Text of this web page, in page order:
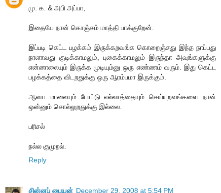
மு. க. & அபி அப்பா,
இதையே நான் கொஞ்சம் மாத்தி பாக்குறேன்.
இப்படி கெட்ட பழக்கம் இருக்கறவங்க கொறைஞ்சது இந்த நாப்பது
நாளாவது குடிக்காமலும், புகைக்காமலும் இருந்தா அவுங்களுக்கு
என்னாலையும் இருக்க முடியும்னு ஒரு எண்ணம் வரும். இது கெட்ட
பழக்கத்தை விடறதுக்கு ஒரு ஆரம்பமா இருக்கும்.
ஆனா மாலையும் போட்டு எல்லாத்தையும் செய்யுறவங்களை நான்
ஒன்னும் சொல்லுறதுக்கு இல்லை.
பரிசல்
நல்ல குமுறல்.
Reply
சின்னப் பையன் December 29, 2008 at 5:54 PM